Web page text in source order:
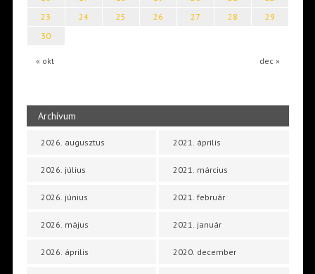
« okt dec »
23
24 25 26 27 28
29
30
Archívum
2026. augusztus
2026. július
2026. június
2026. május
2026. április
2021. április
2021. március
2021. február
2021. január
2020. december